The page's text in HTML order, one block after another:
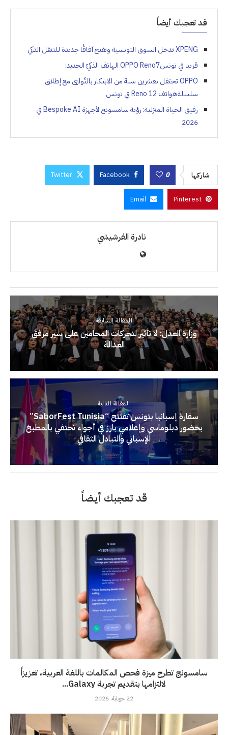
قد تعجبك أيضاً
XPENG تدخل السوق التونسية وتفتح آفاقًا جديدة للتنقل الذكي
قريبا في تونسOPPO Reno7 الهاتف الذكيّ الجديد:
OPPO تحتفل بعشرين سنة من الابتكار بالتّوازي مع إطلاق
سلسلةهواتف Reno 12 في تونس
رفيق الحياة المنزلية: رؤية سامسونج لأجهزة Bespoke AI في
2026
شاركها 0
Facebook
Twitter
Pinterest
Email
نادرة الفرشيشي
المقالة السابقة
وزارة العدل: لا تأثير لتحركات المحامين على سير مرفق
العدالة
المقالة التالية
سفارة إسبانيا بتونس تفتتح “SaborFest Tunisia”
بحضور دبلوماسي وإعلامي بارز في أجواء تحتفي بالمطبخ
الإسباني والتبادل الثقافي
قد تعجبك أيضاً
سامسونج تطرح ميزة فحص المكالمات باللغة العربية، تعزيزاً
لالتزامها بتقديم تجربة Galaxy...
22 جويلية، 2026